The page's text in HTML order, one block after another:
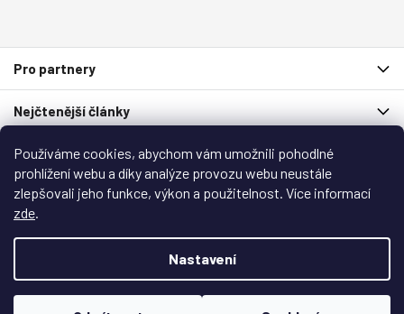
Používáme cookies, abychom vám umožnili pohodlné
prohlížení webu a díky analýze provozu webu neustále
zlepšovali jeho funkce, výkon a použitelnost. Více informací
zde.
Nastavení
p
t
Pro partnery
Nejčtenější články
Spolupracují s námi
Zákaznický servis
Upravit nastavení cookies